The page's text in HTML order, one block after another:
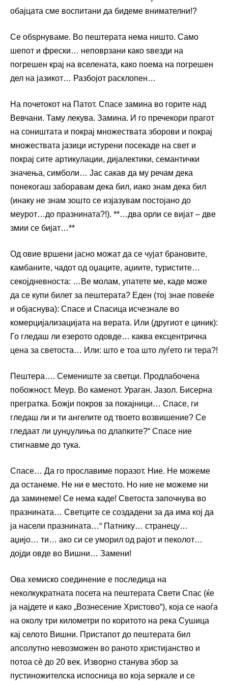
обајцата сме воспитани да бидеме внимателни!?
Се обѕрнуваме. Во пештерата нема ништо. Само
шепот и фрески… неповрзани како ѕвезди на
погрешен крај на вселената, како поема на погрешен
дел на јазикот… Разбојот расклопен…
На почетокот на Патот. Спасе замина во горите над
Вевчани. Таму лекува. Замина. И го пречекори прагот
на соништата и покрај множествата зборови и покрај
множествата јазици истурени посекаде на свет и
покрај сите артикулации, дијалектики, семантички
значења, симболи… Јас сакав да му речам дека
понекогаш заборавам дека бил, иако знам дека бил
(инаку не знам зошто се изјазувам постојано до
меурот…до празнината?!). **…два орли се вијат – две
змии се бијат…**
Од овие вршени јасно можат да се чујат брановите,
камбаните, чадот од оџаците, аџиите, туристите…
секојдневноста: …Ве молам, упатете ме, каде може
да се купи билет за пештерата? Еден (тој знае повеќе
и објаснува): Спасе и Спасица исчезнале во
комерцијализацијата на верата. Или (другиот е циник):
Го гледаш ли езерото одовде… каква ексцентрична
цена за светоста… Или: што е тоа што луѓето ги тера?!
Пештера…. Семениште за светци. Продлабочена
побожност. Меур. Во каменот. Ураган. Јазол. Бисерна
прегратка. Божји покров за покајници… Спасе, ги
гледаш ли и ти ангелите од твоето возвишение? Се
гледаат ли џунџулиња по длапките?“ Спасе ние
стигнавме до тука.
Спасе… Да го прославиме поразот. Ние. Не можеме
да останеме. Не ни е местото. Но ние не можеме ни
да заминеме! Се нема каде! Светоста започнува во
празнината… Светците се создадени за да има кој да
ја насели празнината…“ Патнику… странецу…
аџијо… ти… ако си се уморил од рајот и пеколот…
дојди овде во Вишни… Замени!
Ова хемиско соединение е последица на
неколкукратната посета на пештерата Свети Спас (ќе
ја најдете и како „Вознесение Христово“), која се наоѓа
на околу три километри по коритото на река Сушица
кај селото Вишни. Пристапот до пештерата бил
апсолутно невозможен во раното христијанство и
потоа сѐ до 20 век. Изворно станува збор за
пустиножителска испосница во која ѕеркале и се